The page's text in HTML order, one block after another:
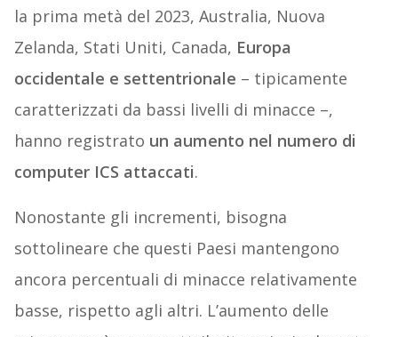
la prima metà del 2023, Australia, Nuova
Zelanda, Stati Uniti, Canada, Europa
occidentale e settentrionale – tipicamente
caratterizzati da bassi livelli di minacce –,
hanno registrato un aumento nel numero di
computer ICS attaccati.
Nonostante gli incrementi, bisogna
sottolineare che questi Paesi mantengono
ancora percentuali di minacce relativamente
basse, rispetto agli altri. L’aumento delle